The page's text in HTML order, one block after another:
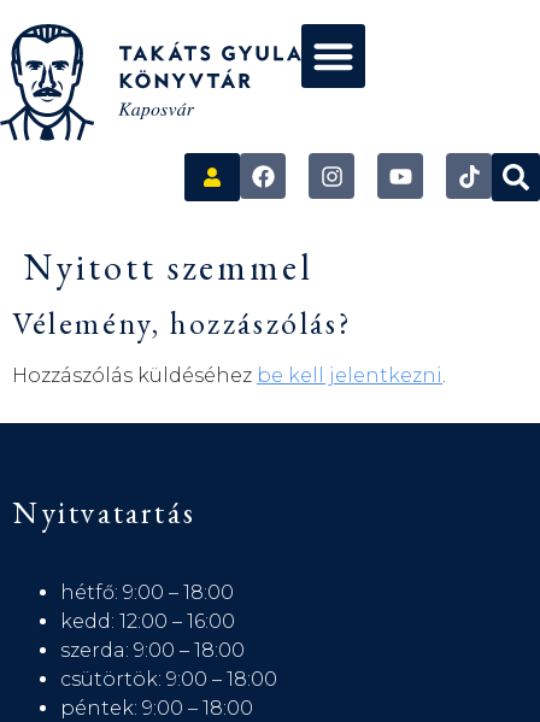
Nyitott szemmel
Vélemény, hozzászólás?
Hozzászólás küldéséhez be kell jelentkezni.
Nyitvatartás
hétfő: 9:00 – 18:00
kedd: 12:00 – 16:00
szerda: 9:00 – 18:00
csütörtök: 9:00 – 18:00
péntek: 9:00 – 18:00